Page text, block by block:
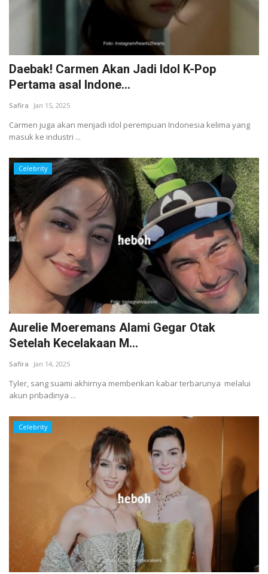
Daebak! Carmen Akan Jadi Idol K-Pop
Pertama asal Indone...
Safira Jan 15, 2025
Carmen juga akan menjadi idol perempuan Indonesia kelima yang
masuk ke industri ...
Celebrity
Aurelie Moeremans Alami Gegar Otak
Setelah Kecelakaan M...
Safira Jan 14, 2025
Tyler, sang suami akhirnya memberikan kabar terbarunya melalui
akun pribadinya ...
Celebrity